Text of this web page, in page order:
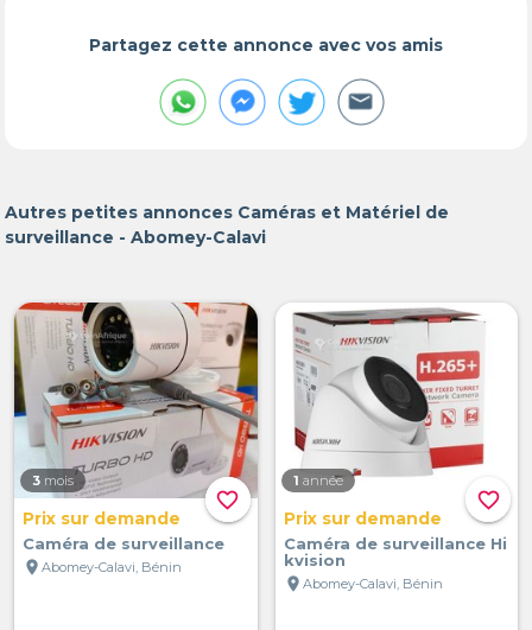
Partagez cette annonce avec vos amis
Autres petites annonces Caméras et Matériel de
surveillance - Abomey-Calavi
favorite_border
3 mois
Prix sur demande
Caméra de surveillance
location_on Abomey-Calavi, Bénin
favorite_border
1 année
Prix sur demande
Caméra de surveillance Hi
kvision
location_on Abomey-Calavi, Bénin